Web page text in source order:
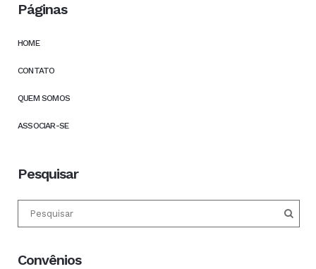
Páginas
HOME
CONTATO
QUEM SOMOS
ASSOCIAR-SE
Pesquisar
Convênios